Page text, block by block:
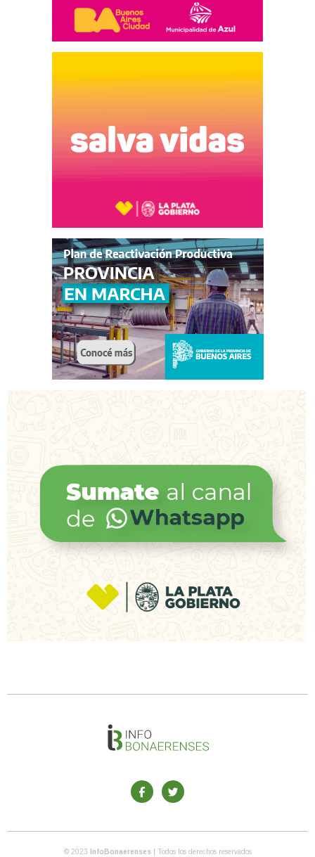
© 2023 InfoBonaerenses | Todos los derechos reservados